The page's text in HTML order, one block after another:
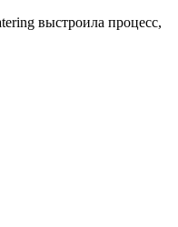
выстроила процесс,